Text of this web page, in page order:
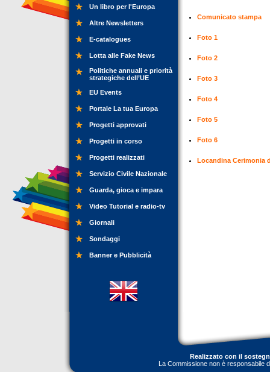
Un libro per l'Europa
Altre Newsletters
E-catalogues
Lotta alle Fake News
Politiche annuali e priorità
strategiche dell’UE
EU Events
Portale La tua Europa
Progetti approvati
Progetti in corso
Progetti realizzati
Servizio Civile Nazionale
Guarda, gioca e impara
Video Tutorial e radio-tv
Giornali
Sondaggi
Banner e Pubblicità
Comunicato stampa
Foto 1
Foto 2
Foto 3
Foto 4
Foto 5
Foto 6
Locandina Cerimonia
Realizzato con il
La Commissione non è responsabile